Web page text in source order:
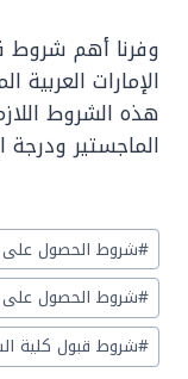
وفرنا أهم شروط
الإمارات
هذه الشروط
الماجستير ودرجة
Post
Tags:
#شروط الحصول على
#شروط الحصول على
#شروط قبول كلية